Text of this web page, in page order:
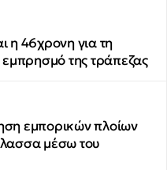
η 46χρονη για τη
της τράπεζας
εμπορικών πλοίων
μέσω του